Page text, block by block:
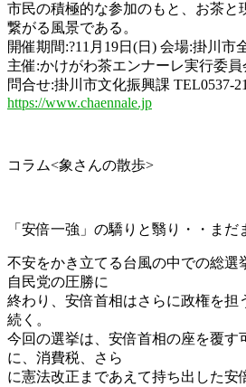
市民の積極的な参加のもと、お茶と
繋がる風景である。
開催期間:?11月19日(日) 会場:掛川市
主催:かけがわ茶エンナーレ実行委員
問合せ:掛川市文化振興課 TEL0537-
https://www.chaennale.jp
コラム<象さんの散歩>
「安倍一強」の驕りと翳り・・まだ
不安をかき立てる台風の中での総選
自民党の圧勝に
終わり、安倍首相はさらに政権を担
続く。
今回の選挙は、安倍首相の座を覆す
に、消費税、さら
に憲法改正まであえて持ち出した安